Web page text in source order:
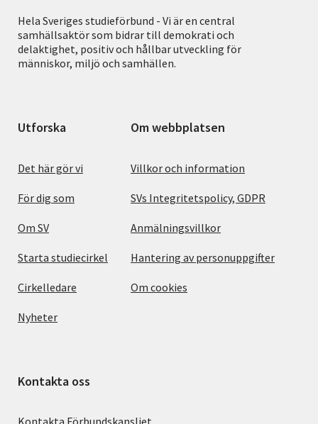
Hela Sveriges studieförbund - Vi är en central
samhällsaktör som bidrar till demokrati och
delaktighet, positiv och hållbar utveckling för
människor, miljö och samhällen.
Utforska
Det här gör vi
För dig som
Om SV
Starta studiecirkel
Cirkelledare
Nyheter
Om webbplatsen
Villkor och information
SVs Integritetspolicy, GDPR
Anmälningsvillkor
Hantering av personuppgifter
Om cookies
Kontakta oss
Kontakta Förbundskansliet